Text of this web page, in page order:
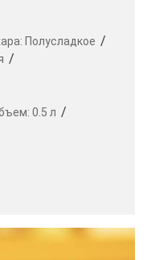
Полусладкое
0.5 л